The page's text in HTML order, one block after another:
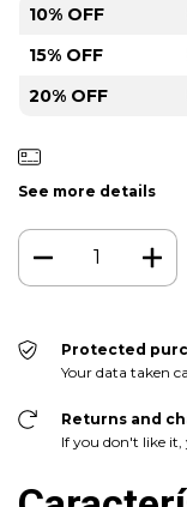
10% OFF
15% OFF
20% OFF
See more details
Protected
Your data taken
Returns and
If you don't like